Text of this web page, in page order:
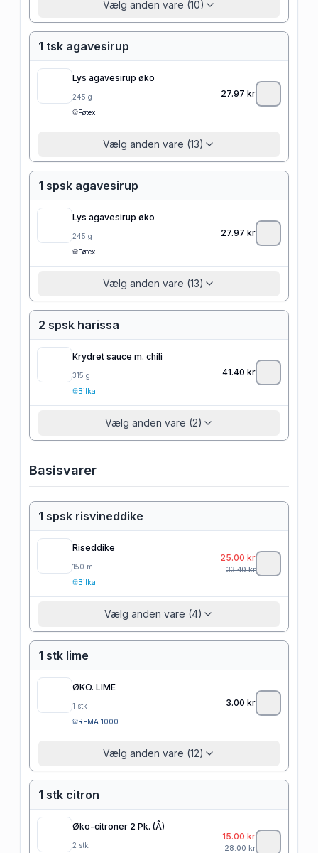
Vælg anden vare (10)
1 tsk agavesirup
Lys agavesirup øko
245 g
Føtex
27.97 kr
Vælg anden vare (13)
1 spsk agavesirup
Lys agavesirup øko
245 g
Føtex
27.97 kr
Vælg anden vare (13)
2 spsk harissa
Krydret sauce m. chili
315 g
Bilka
41.40 kr
Vælg anden vare (2)
Basisvarer
1 spsk risvineddike
Riseddike
150 ml
Bilka
25.00 kr
33.40kr
Vælg anden vare (4)
1 stk lime
ØKO. LIME
1 stk
REMA 1000
3.00 kr
Vælg anden vare (12)
1 stk citron
Øko-citroner 2 Pk. (Å)
2 stk
15.00 kr
28.00kr